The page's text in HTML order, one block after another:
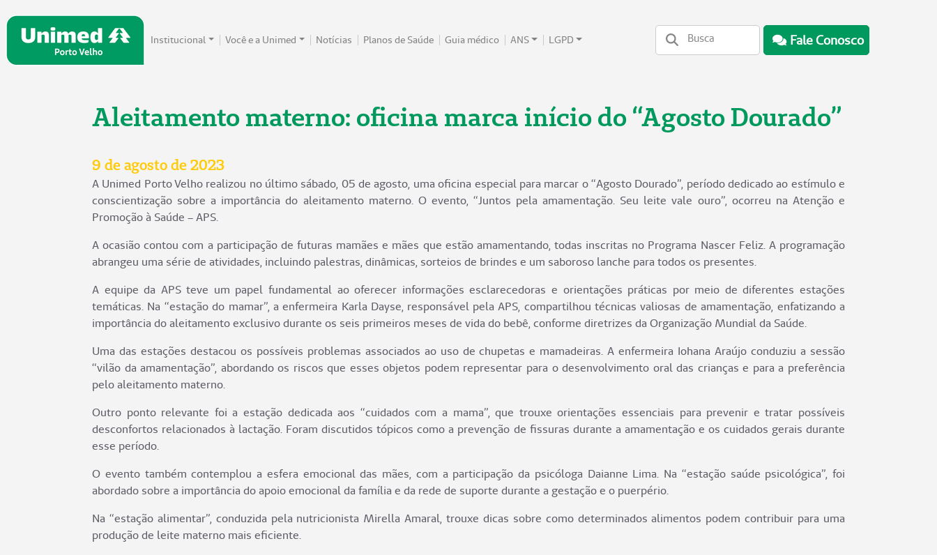
Institucional Você e a Unimed Notícias Planos de Saúde Guia médico ANS LGPD Fale Conosco
Aleitamento materno: oficina marca início do “Agosto Dourado”
9 de agosto de 2023
A Unimed Porto Velho realizou no último sábado, 05 de agosto, uma oficina especial para marcar o “Agosto Dourado”, período dedicado ao estímulo e
conscientização sobre a importância do aleitamento materno. O evento, “Juntos pela amamentação. Seu leite vale ouro”, ocorreu na Atenção e
Promoção à Saúde – APS.
A ocasião contou com a participação de futuras mamães e mães que estão amamentando, todas inscritas no Programa Nascer Feliz. A programação
abrangeu uma série de atividades, incluindo palestras, dinâmicas, sorteios de brindes e um saboroso lanche para todos os presentes.
A equipe da APS teve um papel fundamental ao oferecer informações esclarecedoras e orientações práticas por meio de diferentes estações
temáticas. Na “estação do mamar”, a enfermeira Karla Dayse, responsável pela APS, compartilhou técnicas valiosas de amamentação, enfatizando a
importância do aleitamento exclusivo durante os seis primeiros meses de vida do bebê, conforme diretrizes da Organização Mundial da Saúde.
Uma das estações destacou os possíveis problemas associados ao uso de chupetas e mamadeiras. A enfermeira Iohana Araújo conduziu a sessão
“vilão da amamentação”, abordando os riscos que esses objetos podem representar para o desenvolvimento oral das crianças e para a preferência
pelo aleitamento materno.
Outro ponto relevante foi a estação dedicada aos “cuidados com a mama”, que trouxe orientações essenciais para prevenir e tratar possíveis
desconfortos relacionados à lactação. Foram discutidos tópicos como a prevenção de fissuras durante a amamentação e os cuidados gerais durante
esse período.
O evento também contemplou a esfera emocional das mães, com a participação da psicóloga Daianne Lima. Na “estação saúde psicológica”, foi
abordado sobre a importância do apoio emocional da família e da rede de suporte durante a gestação e o puerpério.
Na “estação alimentar”, conduzida pela nutricionista Mirella Amaral, trouxe dicas sobre como determinados alimentos podem contribuir para uma
produção de leite materno mais eficiente.